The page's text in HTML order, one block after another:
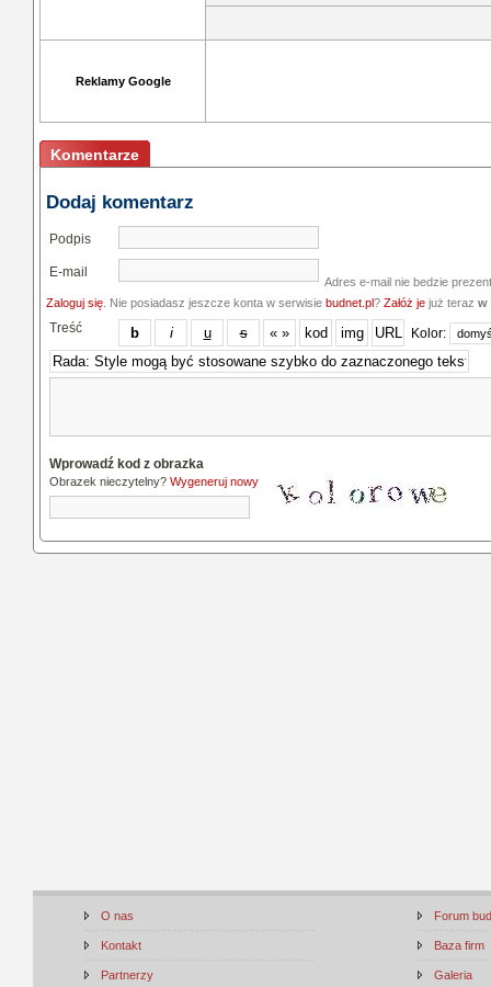
Reklamy Google
Komentarze
Dodaj komentarz
Podpis
E-mail
Adres e-mail nie bedzie
Zaloguj się . Nie posiadasz jeszcze konta w serwisie budnet.pl? Załóż je już teraz w
Treść Kolor:
Wprowadź kod z obrazka
Obrazek nieczytelny? Wygeneruj nowy
O nas
Kontakt
Partnerzy
Forum
Baza firm
Galeria